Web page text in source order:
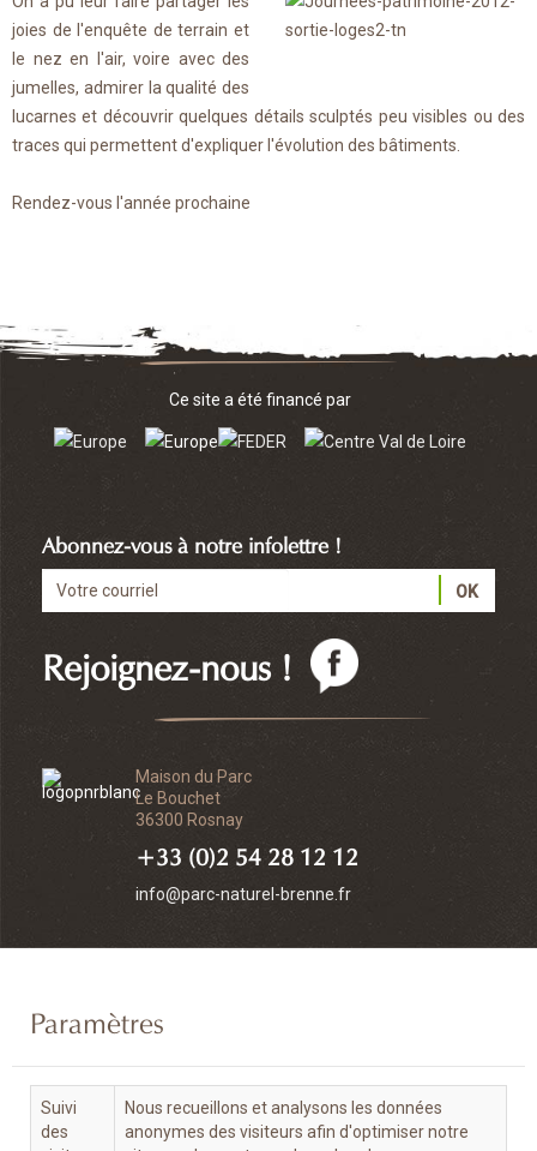
joies de l'enquête de terrain et
le nez en l'air, voire avec des
jumelles, admirer la qualité des
lucarnes et découvrir quelques détails sculptés peu visibles ou des
traces qui permettent d'expliquer l'évolution des bâtiments.
Rendez-vous l'année prochaine
Maison du Parc
Le Bouchet
36300 Rosnay
+33 (0)2 54 28 12 12
info@parc-naturel-brenne.fr
Rejoignez-nous !
Abonnez-vous à notre infolettre !
Ce site a été financé par
Paramètres
Suivi
des
Nous recueillons et analysons les données
anonymes des visiteurs afin d'optimiser notre